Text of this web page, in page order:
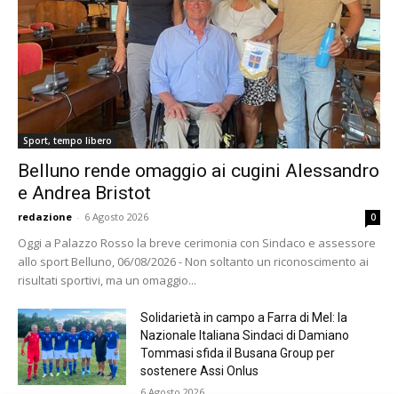
Sport, tempo libero
Belluno rende omaggio ai cugini Alessandro
e Andrea Bristot
redazione - 6 Agosto 2026 0
Oggi a Palazzo Rosso la breve cerimonia con Sindaco e assessore
allo sport Belluno, 06/08/2026 - Non soltanto un riconoscimento ai
risultati sportivi, ma un omaggio...
Solidarietà in campo a Farra di Mel: la
Nazionale Italiana Sindaci di Damiano
Tommasi sfida il Busana Group per
sostenere Assi Onlus